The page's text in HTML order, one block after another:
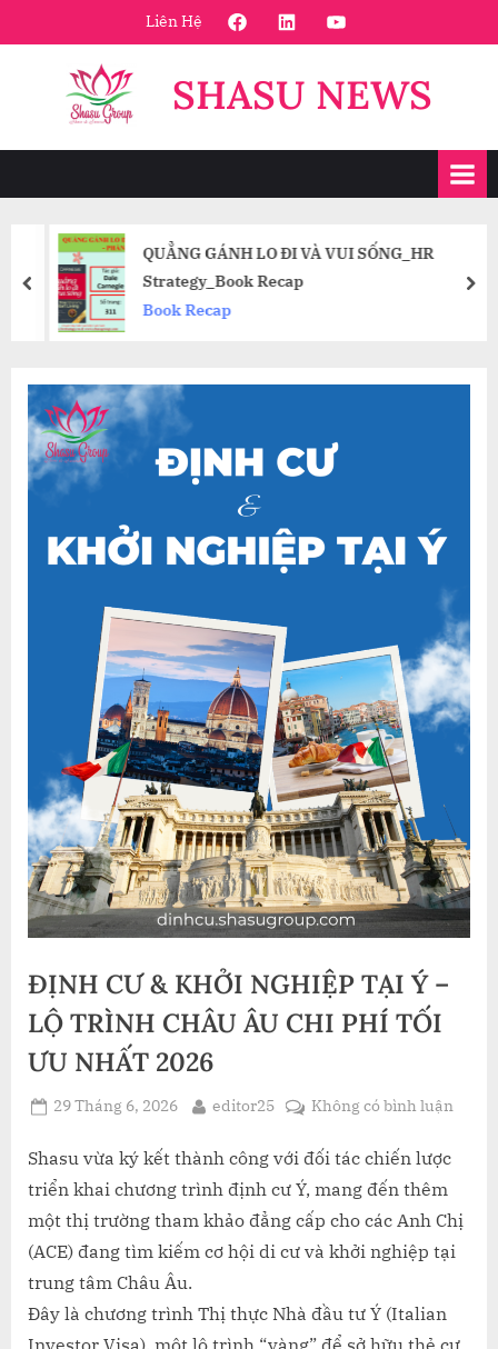
to
Liên Hệ FaceBookLinkedinYoutube
SHASU NEWS
QUẲNG GÁNH LO ĐI VÀ VUI SỐNG_HR
Strategy_Book Recap
Book Recap
prev
ĐỊNH CƯ & KHỞI NGHIỆP TẠI Ý –
LỘ TRÌNH CHÂU ÂU CHI PHÍ TỐI
ƯU NHẤT 2026
Posted
29 Tháng 6, 2026 By
editor25 Không có bình luậnở
TẠI
Shasu vừa ký kết thành công với đối tác chiến lược
triển khai chương trình định cư Ý, mang đến thêm
một thị trường tham khảo đẳng cấp cho các Anh Chị
(ACE) đang tìm kiếm cơ hội di cư và khởi nghiệp tại
trung tâm Châu Âu.
Đây là chương trình Thị thực Nhà đầu tư Ý (Italian
Investor Visa), một lộ trình “vàng” để sở hữu thẻ cư